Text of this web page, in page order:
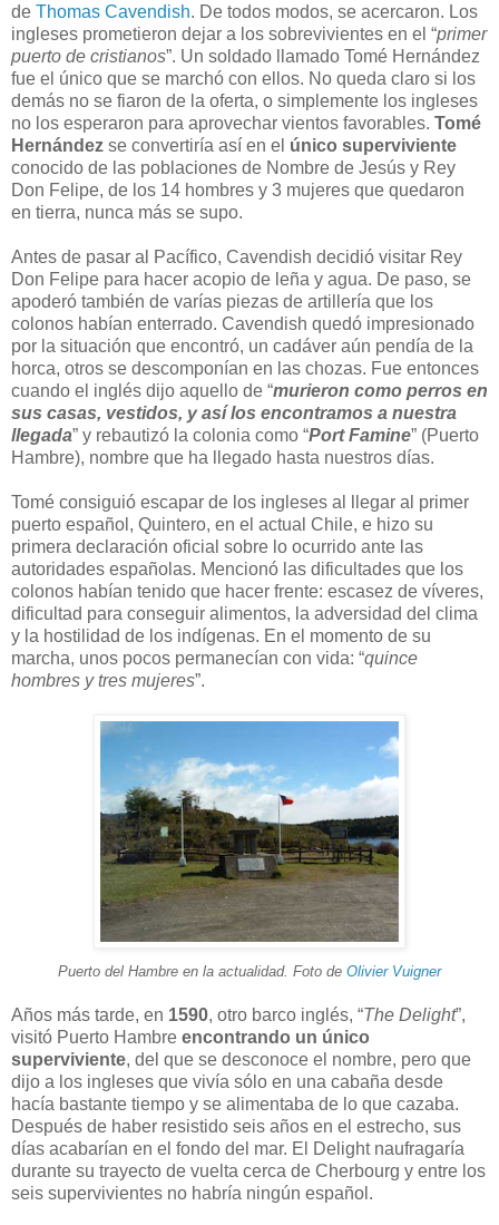
de Thomas Cavendish. De todos modos, se acercaron. Los
ingleses prometieron dejar a los sobrevivientes en el “primer
puerto de cristianos”. Un soldado llamado Tomé Hernández
fue el único que se marchó con ellos. No queda claro si los
demás no se fiaron de la oferta, o simplemente los ingleses
no los esperaron para aprovechar vientos favorables. Tomé
Hernández se convertiría así en el único superviviente
conocido de las poblaciones de Nombre de Jesús y Rey
Don Felipe, de los 14 hombres y 3 mujeres que quedaron
en tierra, nunca más se supo.
Antes de pasar al Pacífico, Cavendish decidió visitar Rey
Don Felipe para hacer acopio de leña y agua. De paso, se
apoderó también de varías piezas de artillería que los
colonos habían enterrado. Cavendish quedó impresionado
por la situación que encontró, un cadáver aún pendía de la
horca, otros se descomponían en las chozas. Fue entonces
cuando el inglés dijo aquello de “murieron como perros en
sus casas, vestidos, y así los encontramos a nuestra
llegada” y rebautizó la colonia como “Port Famine” (Puerto
Hambre), nombre que ha llegado hasta nuestros días.
Tomé consiguió escapar de los ingleses al llegar al primer
puerto español, Quintero, en el actual Chile, e hizo su
primera declaración oficial sobre lo ocurrido ante las
autoridades españolas. Mencionó las dificultades que los
colonos habían tenido que hacer frente: escasez de víveres,
dificultad para conseguir alimentos, la adversidad del clima
y la hostilidad de los indígenas. En el momento de su
marcha, unos pocos permanecían con vida: “quince
hombres y tres mujeres”.
Puerto del Hambre en la actualidad. Foto de Olivier Vuigner
Años más tarde, en 1590, otro barco inglés, “The Delight”,
visitó Puerto Hambre encontrando un único
superviviente, del que se desconoce el nombre, pero que
dijo a los ingleses que vivía sólo en una cabaña desde
hacía bastante tiempo y se alimentaba de lo que cazaba.
Después de haber resistido seis años en el estrecho, sus
días acabarían en el fondo del mar. El Delight naufragaría
durante su trayecto de vuelta cerca de Cherbourg y entre los
seis supervivientes no habría ningún español.